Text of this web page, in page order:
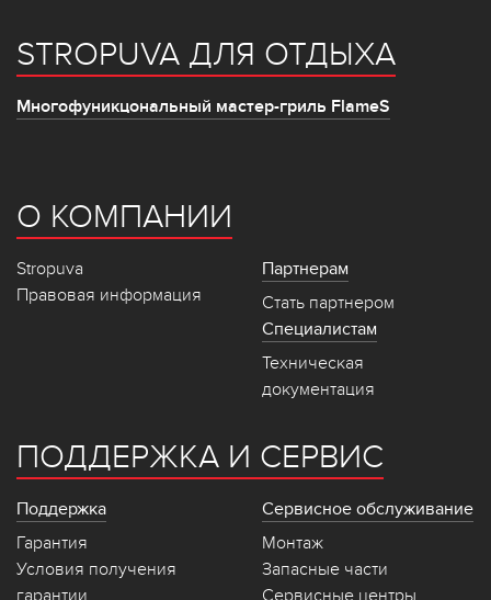
STROPUVA ДЛЯ ОТДЫХА
Многофуникцональный мастер-гриль FlameS
О КОМПАНИИ
Stropuva
Правовая информация
Партнерам
Стать партнером
Специалистам
Техническая
документация
ПОДДЕРЖКА И СЕРВИС
Поддержка
Гарантия
Условия получения
Сервисное обслуживание
Монтаж
Запасные части